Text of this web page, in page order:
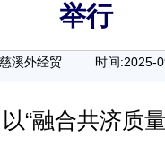
举行
溪外经贸
时间:2025-
合共济质量